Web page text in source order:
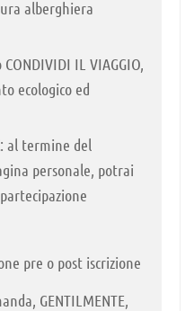
alberghiera
IL VIAGGIO,
ecologico ed
: al termine del
personale, potrai
pre o post iscrizione
GENTILMENTE,